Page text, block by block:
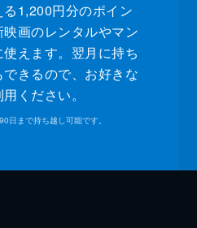
1,200円分のポイン
映画のレンタルやマン
使えます。翌月に持ち
できるので、お好きな
ください。
日まで持ち越し可能です。